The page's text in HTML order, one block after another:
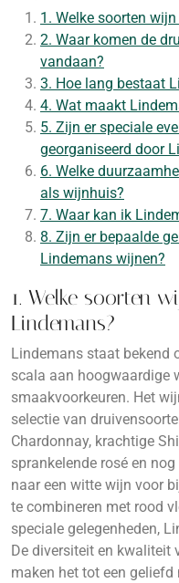
1. Welke soorten
2. Waar komen de
vandaan?
3. Hoe lang bestaat
4. Wat maakt
5. Zijn er speciale
georganiseerd door
6. Welke
als wijnhuis?
7. Waar kan ik
8. Zijn er bepaalde
Lindemans wijnen?
1. Welke soorten
Lindemans?
Lindemans staat bekend
scala aan hoogwaardige
smaakvoorkeuren. Het
selectie van
Chardonnay, krachtige
sprankelende rosé en
naar een witte wijn voor
te combineren met rood
speciale gelegenheden,
De diversiteit en kwaliteit
maken het tot een